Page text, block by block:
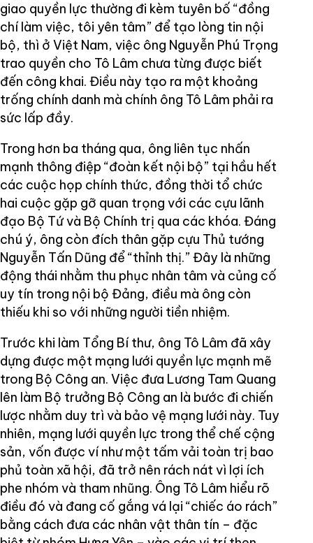
giao quyền lực thường đi kèm tuyên bố “đồng
chí làm việc, tôi yên tâm” để tạo lòng tin nội
bộ, thì ở Việt Nam, việc ông Nguyễn Phú Trọng
trao quyền cho Tô Lâm chưa từng được biết
đến công khai. Điều này tạo ra một khoảng
trống chính danh mà chính ông Tô Lâm phải ra
sức lấp đầy.
Trong hơn ba tháng qua, ông liên tục nhấn
mạnh thông điệp “đoàn kết nội bộ” tại hầu hết
các cuộc họp chính thức, đồng thời tổ chức
hai cuộc gặp gỡ quan trọng với các cựu lãnh
đạo Bộ Tứ và Bộ Chính trị qua các khóa. Đáng
chú ý, ông còn đích thân gặp cựu Thủ tướng
Nguyễn Tấn Dũng để “thỉnh thị.” Đây là những
động thái nhằm thu phục nhân tâm và củng cố
uy tín trong nội bộ Đảng, điều mà ông còn
thiếu khi so với những người tiền nhiệm.
Trước khi làm Tổng Bí thư, ông Tô Lâm đã xây
dựng được một mạng lưới quyền lực mạnh mẽ
trong Bộ Công an. Việc đưa Lương Tam Quang
lên làm Bộ trưởng Bộ Công an là bước đi chiến
lược nhằm duy trì và bảo vệ mạng lưới này. Tuy
nhiên, mạng lưới quyền lực trong thể chế cộng
sản, vốn được ví như một tấm vải toàn trị bao
phủ toàn xã hội, đã trở nên rách nát vì lợi ích
phe nhóm và tham nhũng. Ông Tô Lâm hiểu rõ
điều đó và đang cố gắng vá lại “chiếc áo rách”
bằng cách đưa các nhân vật thân tín – đặc